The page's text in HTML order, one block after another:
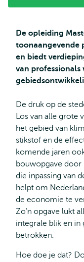
De opleiding
toonaangevende
en biedt
van professionals
De druk op de
Los van alle grote
het gebied van
stikstof en de
komende jaren
bouwopgave door
die inpassing van
helpt om
de economie te
Zo’n opgave lukt
integrale blik en in
betrokken.
Hoe doe je dat?